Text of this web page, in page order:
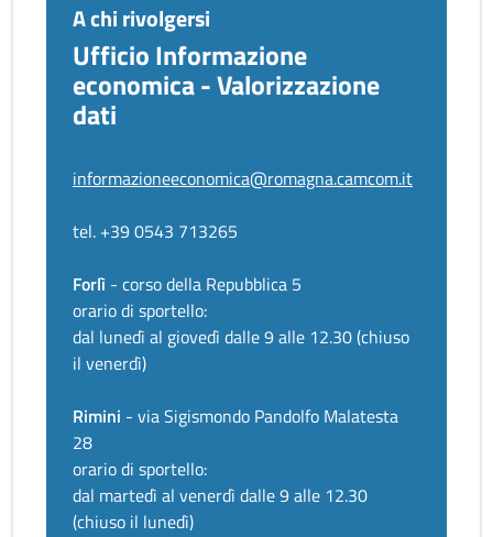
A chi rivolgersi
Ufficio Informazione
economica - Valorizzazione
dati
informazioneeconomica@romagna.camcom.it
tel. +39 0543 713265
Forlì - corso della Repubblica 5
orario di sportello:
dal lunedì al giovedì dalle 9 alle 12.30 (chiuso
il venerdì)
Rimini - via Sigismondo Pandolfo Malatesta
28
orario di sportello:
dal martedì al venerdì dalle 9 alle 12.30
(chiuso il lunedì)